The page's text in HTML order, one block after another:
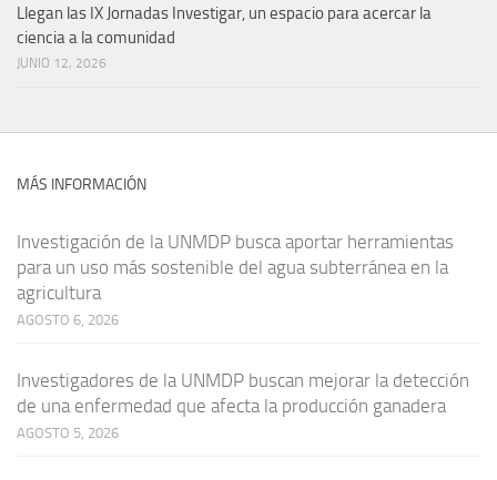
Llegan las IX Jornadas Investigar, un espacio para acercar la
ciencia a la comunidad
JUNIO 12, 2026
MÁS INFORMACIÓN
Investigación de la UNMDP busca aportar herramientas
para un uso más sostenible del agua subterránea en la
agricultura
AGOSTO 6, 2026
Investigadores de la UNMDP buscan mejorar la detección
de una enfermedad que afecta la producción ganadera
AGOSTO 5, 2026